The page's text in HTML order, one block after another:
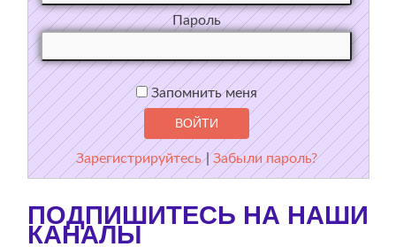
Пароль
Запомнить меня
Зарегистрируйтесь |Забыли пароль?
ПОДПИШИТЕСЬ НА НАШИ
КАНАЛЫ